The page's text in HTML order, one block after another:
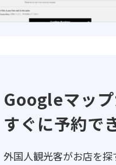
Googleマップ
すぐに予約で
外国人観光客がお店を